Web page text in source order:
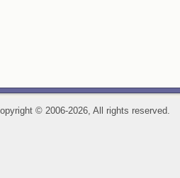
©2006-2026, All rights reserved.